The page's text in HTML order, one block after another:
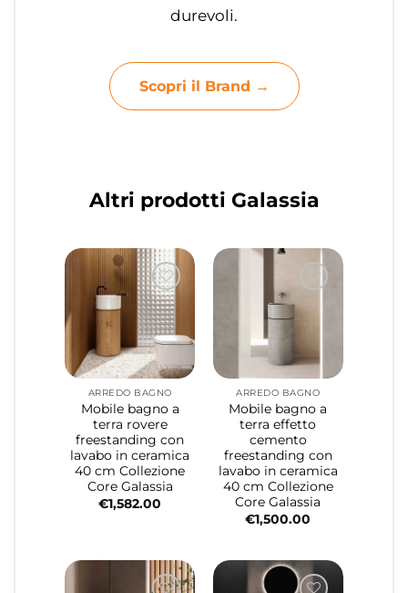
durevoli.
Scopri il Brand →
Altri prodotti Galassia
ARREDO BAGNO
Mobile bagno a
terra rovere
freestanding con
lavabo in ceramica
40 cm Collezione
Core Galassia
€1,582.00
ARREDO BAGNO
Mobile bagno a
terra effetto
cemento
freestanding con
lavabo in ceramica
40 cm Collezione
Core Galassia
€1,500.00